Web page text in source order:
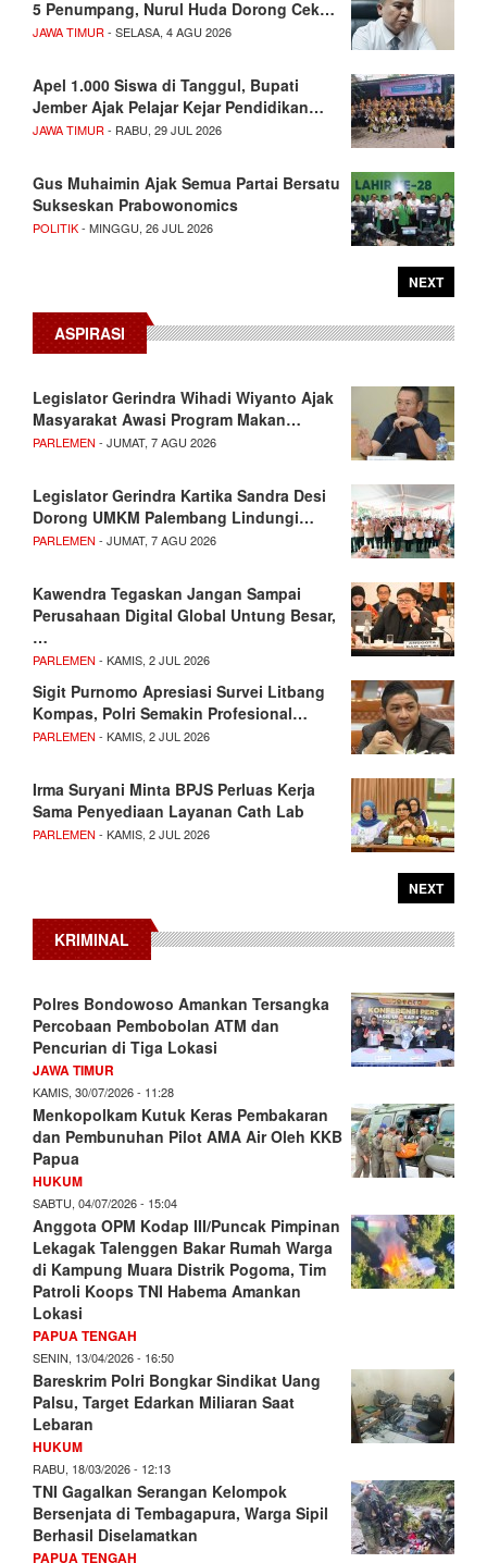
5 Penumpang, Nurul Huda Dorong Cek…
JAWA TIMUR - SELASA, 4 AGU 2026
Apel 1.000 Siswa di Tanggul, Bupati
Jember Ajak Pelajar Kejar Pendidikan…
JAWA TIMUR - RABU, 29 JUL 2026
Gus Muhaimin Ajak Semua Partai Bersatu
Sukseskan Prabowonomics
POLITIK- MINGGU, 26 JUL 2026
NEXT
ASPIRASI
Legislator Gerindra Wihadi Wiyanto Ajak
Masyarakat Awasi Program Makan…
PARLEMEN - JUMAT, 7 AGU 2026
Legislator Gerindra Kartika Sandra Desi
Dorong UMKM Palembang Lindungi…
PARLEMEN - JUMAT, 7 AGU 2026
Kawendra Tegaskan Jangan Sampai
Perusahaan Digital Global Untung Besar,
…
PARLEMEN - KAMIS, 2 JUL 2026
Sigit Purnomo Apresiasi Survei Litbang
Kompas, Polri Semakin Profesional…
PARLEMEN - KAMIS, 2 JUL 2026
Irma Suryani Minta BPJS Perluas Kerja
Sama Penyediaan Layanan Cath Lab
PARLEMEN - KAMIS, 2 JUL 2026
NEXT
KRIMINAL
Polres Bondowoso Amankan Tersangka
Percobaan Pembobolan ATM dan
Pencurian di Tiga Lokasi
JAWA TIMUR
KAMIS, 30/07/2026 - 11:28
Menkopolkam Kutuk Keras Pembakaran
dan Pembunuhan Pilot AMA Air Oleh KKB
Papua
HUKUM
SABTU, 04/07/2026 - 15:04
Anggota OPM Kodap III/Puncak Pimpinan
Lekagak Talenggen Bakar Rumah Warga
di Kampung Muara Distrik Pogoma, Tim
Patroli Koops TNI Habema Amankan
Lokasi
PAPUA TENGAH
SENIN, 13/04/2026 - 16:50
Bareskrim Polri Bongkar Sindikat Uang
Palsu, Target Edarkan Miliaran Saat
Lebaran
HUKUM
RABU, 18/03/2026 - 12:13
TNI Gagalkan Serangan Kelompok
Bersenjata di Tembagapura, Warga Sipil
Berhasil Diselamatkan
PAPUA TENGAH